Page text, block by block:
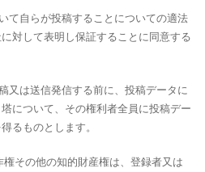
て自らが投稿することについての適法
対して表明し保証することに同意する
又は送信発信する前に、投稿データに
について、その権利者全員に投稿デー
るものとします。
その他の知的財産権は、登録者又は